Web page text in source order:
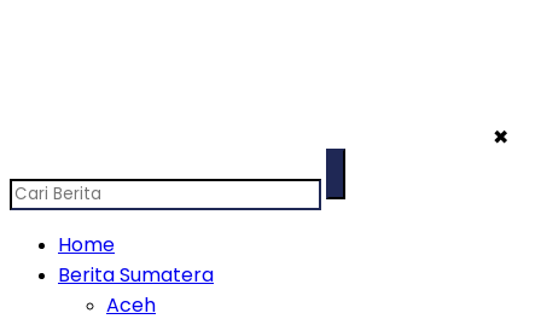
✖
Home
Berita Sumatera
Aceh